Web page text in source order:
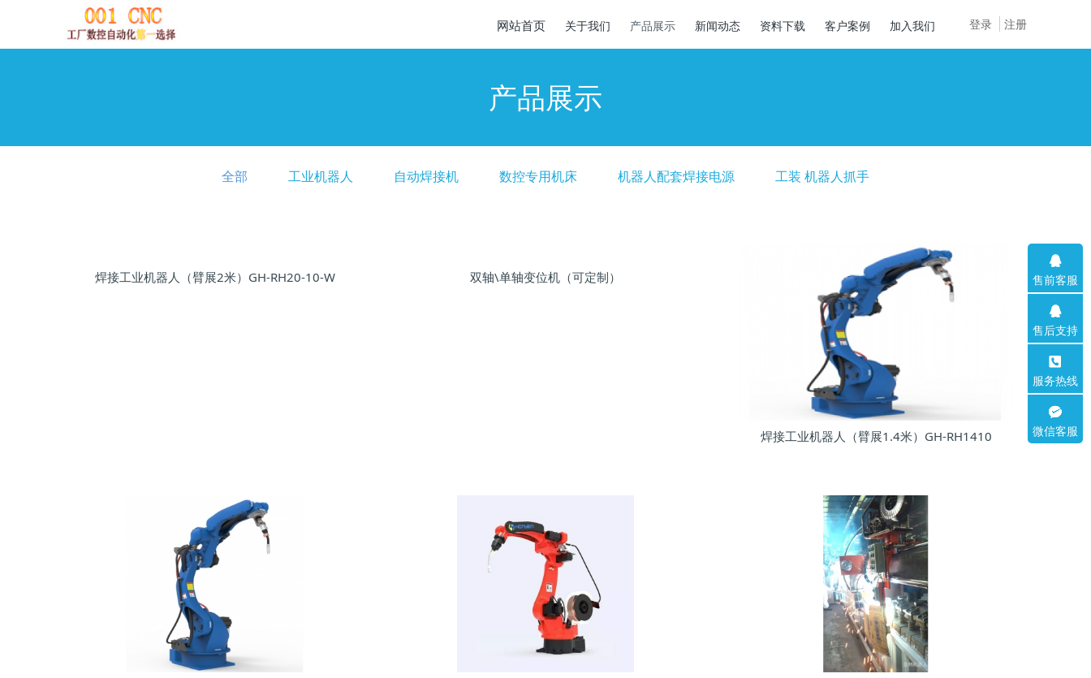
登录 注册
网站首页 关于我们 产品展示 新闻动态 资料下载 客户案例 加入我们
产品展示
全部 工业机器人 自动焊接机 数控专用机床 机器人配套焊接电源 工装 机器人抓手
焊接工业机器人（臂展2米）GH-RH20-10-W 双轴\单轴变位机（可定制）
焊接工业机器人（臂展1.4米）GH-RH1410
售前客服
售后支持
服务热线
微信客服